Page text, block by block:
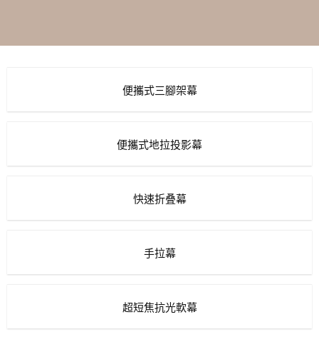
便攜式三腳架幕
便攜式地拉投影幕
快速折叠幕
手拉幕
超短焦抗光軟幕